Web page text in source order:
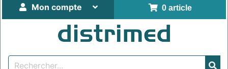
0 article
Mon compte